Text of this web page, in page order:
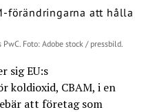
Foto: Adobe stock / pressbild.
sig EU:s
koldioxid, CBAM, i en
att företag som